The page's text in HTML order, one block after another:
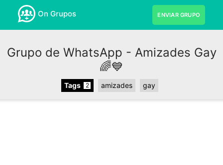
On Grupos ENVIAR GRUPO
Grupo de WhatsApp - Amizades Gay
🌈💙
Tags 2 amizades gay